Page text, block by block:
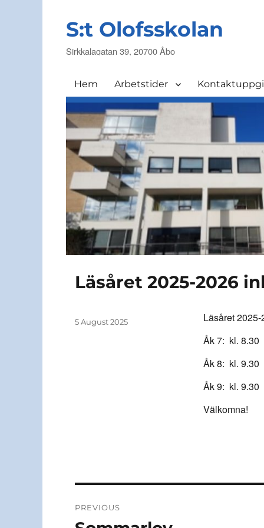
S:t Olofsskolan
Sirkkalagatan 39, 20700 Åbo
Hem Arbetstider
Läsåret 2025-2026
Läsåret
Åk 7: kl. 8.30
Åk 8: kl. 9.30
Åk 9: kl. 9.30
Välkomna!
Posted
5 August 2025
navigation
PREVIOUS
Previous